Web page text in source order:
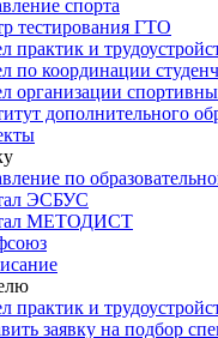
спорта
тестирования ГТО
практик и
по координации
организации
дополнительного
по
ЭСБУС
МЕТОДИСТ
практик и
заявку на подбор